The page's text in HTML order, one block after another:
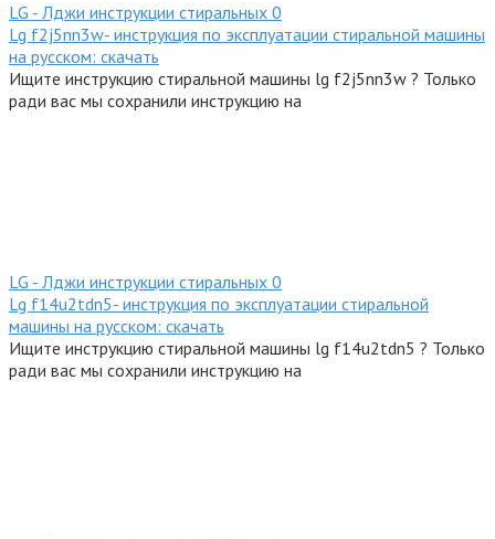
LG - Лджи инструкции стиральных 0
Lg f2j5nn3w- инструкция по эксплуатации стиральной машины
на русском: скачать
Ищите инструкцию стиральной машины lg f2j5nn3w ? Только
ради вас мы сохранили инструкцию на
LG - Лджи инструкции стиральных 0
Lg f14u2tdn5- инструкция по эксплуатации стиральной
машины на русском: скачать
Ищите инструкцию стиральной машины lg f14u2tdn5 ? Только
ради вас мы сохранили инструкцию на